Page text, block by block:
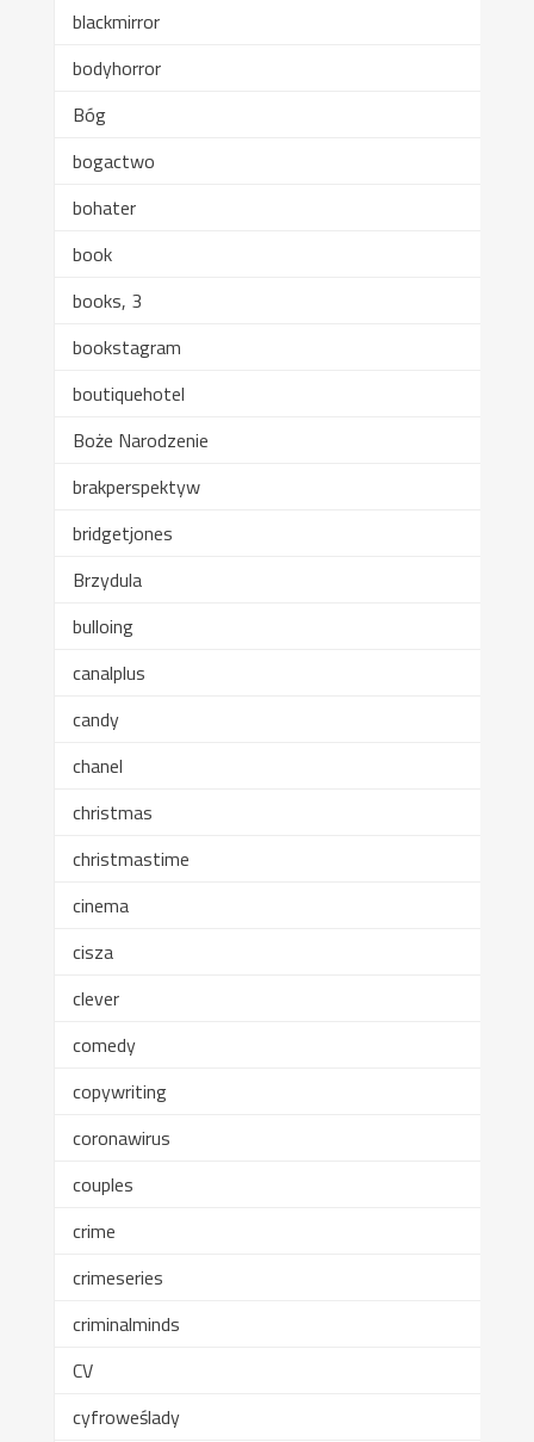
blackmirror
bodyhorror
Bóg
bogactwo
bohater
book
books, 3
bookstagram
boutiquehotel
Boże Narodzenie
brakperspektyw
bridgetjones
Brzydula
bulloing
canalplus
candy
chanel
christmas
christmastime
cinema
cisza
clever
comedy
copywriting
coronawirus
couples
crime
crimeseries
criminalminds
CV
cyfroweślady